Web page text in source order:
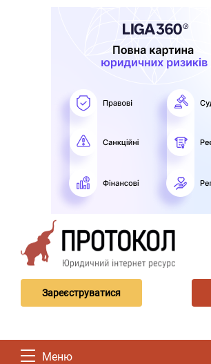
Зареєструватися
Меню